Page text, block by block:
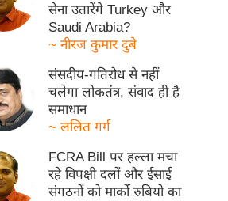
सेना उतारेंगे Turkey और
Saudi Arabia?
~ नीरज कुमार दुबे
संसदीय-गतिरोध से नहीं
चलेगा लोकतंत्र, संवाद ही है
समाधान
~ ललित गर्ग
FCRA Bill पर हल्ला मचा
रहे विपक्षी दलों और ईसाई
संगठनों को मार्को रुबियो का